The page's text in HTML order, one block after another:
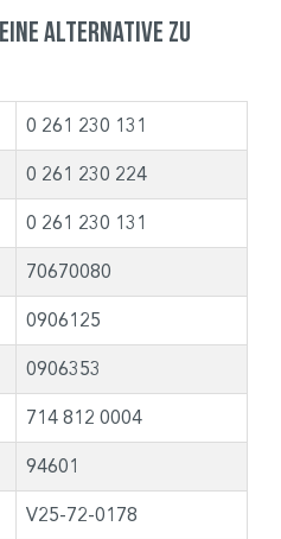
Alternative zu
0 261 230 131
0 261 230 224
0 261 230 131
70670080
0906125
0906353
714 812 0004
94601
V25-72-0178